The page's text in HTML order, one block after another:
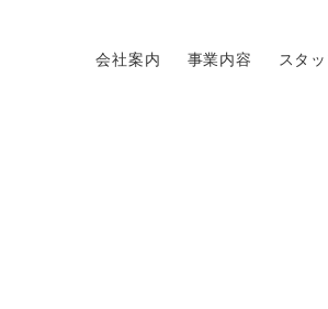
会社案内 事業内容 スタ